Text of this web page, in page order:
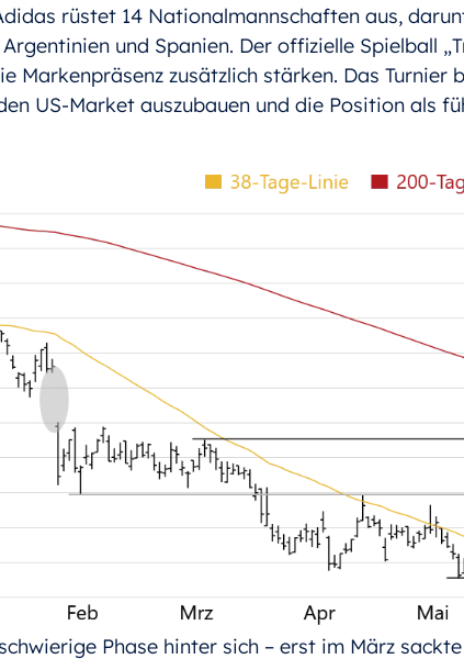
rüstet 14 Nationalmannschaften aus,
und Spanien. Der offizielle Spielball
Markenpräsenz zusätzlich stärken. Das Turnier
US-Market auszubauen und die Position als
Phase hinter sich – erst im März